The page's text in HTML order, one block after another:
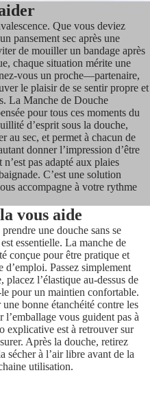
Que vous deviez
pansement sec après une
de mouiller un bandage après
chaque situation mérite une
vous un proche—partenaire,
le plaisir de se sentir propre et
La Manche de Douche
pour tous ces moments du
d’esprit sous la douche,
au sec, et permet à chacun de
donner l’impression d’être
pas adapté aux plaies
C’est une solution
accompagne à votre rythme
vous aide
une douche sans se
essentielle. La manche de
conçue pour être pratique et
d’emploi. Passez simplement
l’élastique au-dessus de
pour un maintien confortable.
bonne étanchéité contre les
l’emballage vous guident pas à
explicative est à retrouver sur
Après la douche, retirez
sécher à l’air libre avant de la
utilisation.